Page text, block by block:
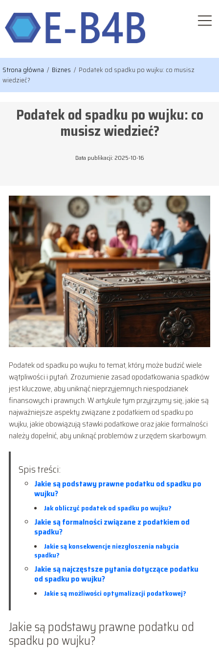
Strona główna / Biznes / Podatek od spadku po wujku: co musisz
wiedzieć?
Podatek od spadku po wujku: co
musisz wiedzieć?
Data publikacji: 2025-10-16
Podatek od spadku po wujku to temat, który może budzić wiele
wątpliwości i pytań. Zrozumienie zasad opodatkowania spadków
jest kluczowe, aby uniknąć nieprzyjemnych niespodzianek
finansowych i prawnych. W artykule tym przyjrzymy się, jakie są
najważniejsze aspekty związane z podatkiem od spadku po
wujku, jakie obowiązują stawki podatkowe oraz jakie formalności
należy dopełnić, aby uniknąć problemów z urzędem skarbowym.
Spis treści:
Jakie są podstawy prawne podatku od spadku po
wujku?
Jak obliczyć podatek od spadku po wujku?
Jakie są formalności związane z podatkiem od
spadku?
Jakie są konsekwencje niezgłoszenia nabycia
spadku?
Jakie są najczęstsze pytania dotyczące podatku
od spadku po wujku?
Jakie są możliwości optymalizacji podatkowej?
Jakie są podstawy prawne podatku od
spadku po wujku?